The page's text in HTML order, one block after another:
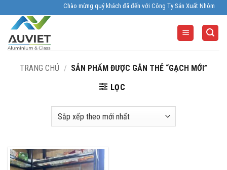
to
content
Chào mừng quý khách đã đến với Công Ty Sản Xuất Nhôm
TRANG CHỦ / SẢN PHẨM ĐƯỢC GẮN THẺ “GẠCH MỚI”
LỌC